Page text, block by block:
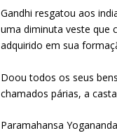
Gandhi resgatou aos
uma diminuta veste que
adquirido em sua
Doou todos os seus
chamados párias, a
Paramahansa